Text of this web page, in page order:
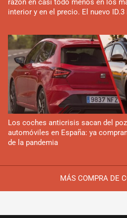
MÁS COMPRA DE
razón en casi todo menos en los
interior y en el precio. El nuevo
Los coches anticrisis sacan del
automóviles en España: ya
de la pandemia